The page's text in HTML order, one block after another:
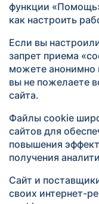
функции
как настроить
Если вы
запрет приема
можете анонимно
вы не пожелаете
сайта.
Файлы cookie
сайтов для
повышения
получения
Сайт и
своих интернет-